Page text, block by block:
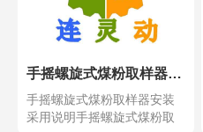
手摇螺旋式煤粉取样器安装采用说明
手摇螺旋式煤粉取样器安装
采用说明手摇螺旋式煤粉取